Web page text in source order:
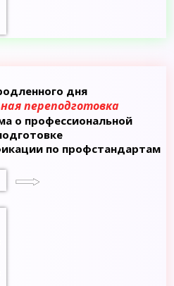
дня
переподготовка
о профессиональной
по профстандартам